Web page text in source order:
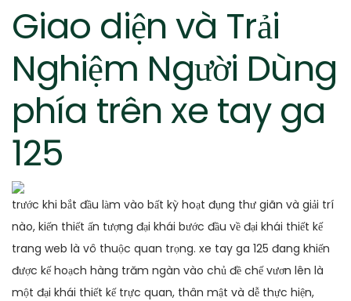
Giao diện và Trải
Nghiệm Người Dùng
phía trên xe tay ga
125
trước khi bắt đầu làm vào bất kỳ hoạt đụng thư giãn và giải trí
nào, kiến thiết ấn tượng đại khái bước đầu về đại khái thiết kế
trang web là vô thuộc quan trọng. xe tay ga 125 đang khiến
được kế hoạch hàng trăm ngàn vào chủ đề chế vươn lên là
một đại khái thiết kế trực quan, thân mật và dễ thực hiện,